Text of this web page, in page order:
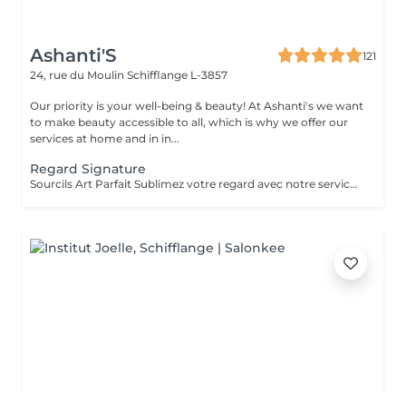
Ashanti'S
121
24, rue du Moulin Schifflange L-3857
Our priority is your well-being & beauty! At Ashanti's we want
to make beauty accessible to all, which is why we offer our
services at home and in in...
Regard Signature
Sourcils Art Parfait Sublimez votre regard avec notre service Art Parfait : une approche précise et personnalisée pour des sourcils parfaitement dessinés et harmonieux. Chaque prestation comprend : Mise en forme des sourcils selon la morphologie du visage Épilation douce pour un contour net et naturel Stylisme du sourcil pour un effet équilibré et élégant Possibilité de teinture pour intensifier la couleur et structurer le regard Résultat : un regard sublimé, des sourcils parfaitement dessinés et un effet naturel et durable